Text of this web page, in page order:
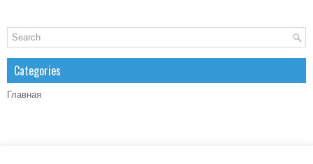
Categories
Главная